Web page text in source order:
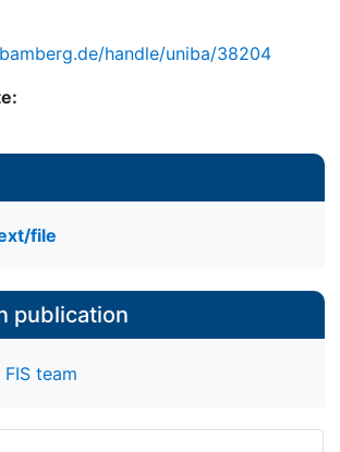
handle/uniba/38204
file
publication
team